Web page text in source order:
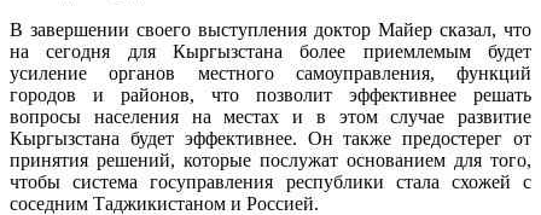
В завершении своего выступления доктор Майер сказал, что
на сегодня для Кыргызстана более приемлемым будет
усиление органов местного самоуправления, функций
городов и районов, что позволит эффективнее решать
вопросы населения на местах и в этом случае развитие
Кыргызстана будет эффективнее. Он также предостерег от
принятия решений, которые послужат основанием для того,
чтобы система госуправления республики стала схожей с
соседним Таджикистаном и Россией.